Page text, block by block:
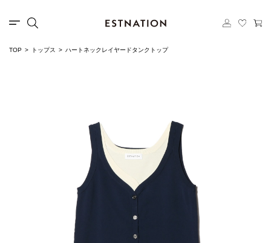
TOP トップス ハートネックレイヤードタンクトップ